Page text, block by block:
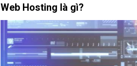
Web Hosting là gì?